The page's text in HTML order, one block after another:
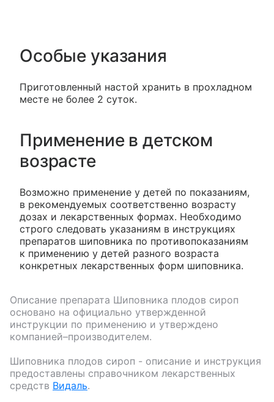
Особые указания
Приготовленный настой хранить в прохладном
месте не более 2 суток.
Применение в детском
возрасте
Возможно применение у детей по показаниям,
в рекомендуемых соответственно возрасту
дозах и лекарственных формах. Необходимо
строго следовать указаниям в инструкциях
препаратов шиповника по противопоказаниям
к применению у детей разного возраста
конкретных лекарственных форм шиповника.
Описание препарата Шиповника плодов сироп
основано на официально утвержденной
инструкции по применению и утверждено
компанией–производителем.
Шиповника плодов сироп - описание и инструкция
предоставлены справочником лекарственных
средств Видаль.